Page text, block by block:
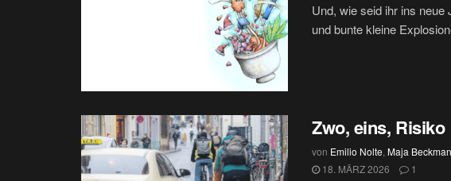
Und, wie seid ihr ins
und bunte kleine
Zwo, eins, Risiko
von Emilio Nolte, Maja
18. MÄRZ 2026
1